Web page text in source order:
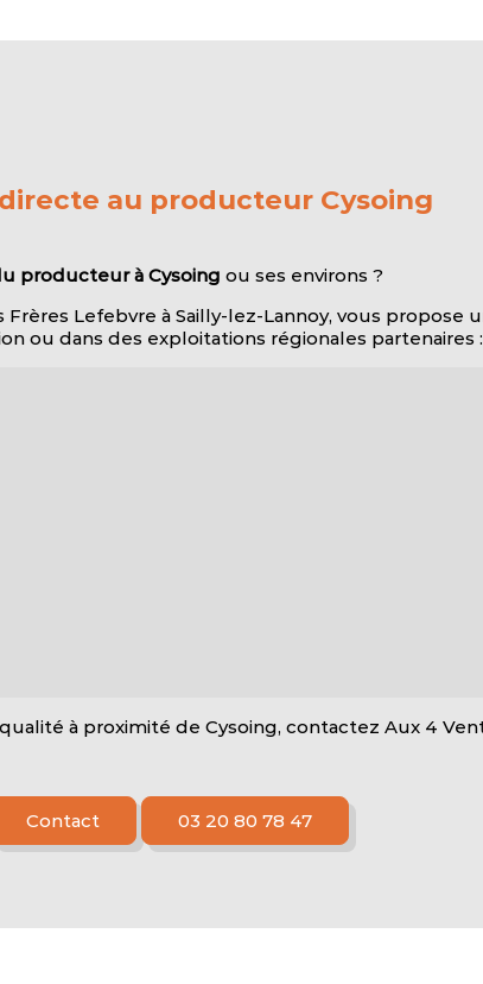
au producteur Cysoing
producteur à Cysoing ou ses environs ?
Lefebvre à Sailly-lez-Lannoy, vous propose
ou dans des exploitations régionales partenaires :
à proximité de Cysoing, contactez Aux 4
Contact 03 20 80 78 47